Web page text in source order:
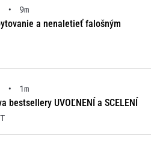
•
9m
a nenaletieť falošným
•
1m
bestsellery UVOĽNENÍ a SCELENÍ